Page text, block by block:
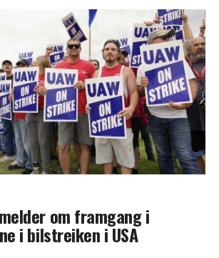
om framgang i
i bilstreiken i USA